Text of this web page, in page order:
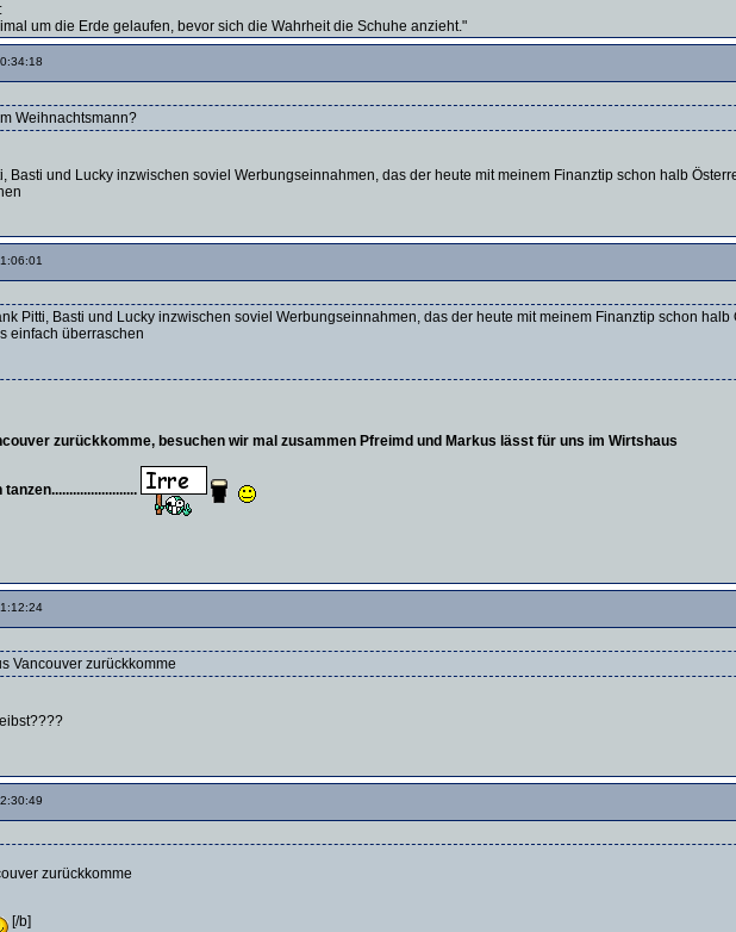
um die Erde gelaufen, bevor sich die Wahrheit die Schuhe anzieht."
Weihnachtsmann?
Basti und Lucky inzwischen soviel Werbungseinnahmen, das der heute mit meinem Finanztip schon halb
Pitti, Basti und Lucky inzwischen soviel Werbungseinnahmen, das der heute mit meinem Finanztip schon
einfach überraschen
zurückkomme, besuchen wir mal zusammen Pfreimd und Markus lässt für uns im Wirtshaus
Vancouver zurückkomme
zurückkomme
[/b]